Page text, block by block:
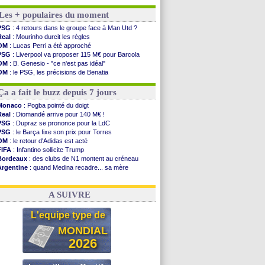
Benfica: Ivanovic proche de Lens
OM: Dupraz "alarmé" par la situation
Atletico: Alvarez, le Barça va revoir son offre
Lorient : Mbamba prêté par Leverkusen (officiel)
Amical: le Real bat Ferencvaros
Naples: Lukaku dit oui à Fenerbahçe
Amical: Brest arrache le nul contre Venise
Amical: un nouveau nul pour Le Mans
Amical : un nul entre Auxerre et Troyes
LA Galaxy: Sergi Roberto a signé (officiel)
Amical: Angers fait tomber Lorient
Amical : le Paris FC corrigé par Mayence
Amical: Rennes encore battu par Brentford
Amical: Paris SG 1-1 Man Utd (fini)
Barça: De Jong menacé par l’arrivée de...
Atletico: Simeone ferme la porte pour Alvarez
Voir les brèves précédentes
+ populaires du moment
: 4 retours dans le groupe face à Man Utd ?
: Mourinho durcit les règles
: Lucas Perri a été approché
: Liverpool va proposer 115 M€ pour Barcola
: B. Genesio - "ce n'est pas idéal"
: le PSG, les précisions de Benatia
: Côme pousse pour Gouiri
a fait le buzz depuis 7 jours
: Pogba pointé du doigt
: Diomandé arrive pour 140 M€ !
: Dupraz se prononce pour la LdC
: le Barça fixe son prix pour Torres
: le retour d'Adidas est acté
: Infantino sollicite Trump
: des clubs de N1 montent au créneau
: quand Medina recadre... sa mère
: le club prêt à libérer Kondogbia ?
A SUIVRE
L'equipe type de
MONDIAL
2026